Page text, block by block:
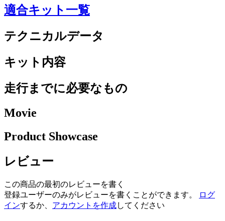
適合キット一覧
テクニカルデータ
キット内容
走行までに必要なもの
Movie
Product Showcase
レビュー
この商品の最初のレビューを書く
登録ユーザーのみがレビューを書くことができます。
ログ
インするか、 アカウントを作成してください